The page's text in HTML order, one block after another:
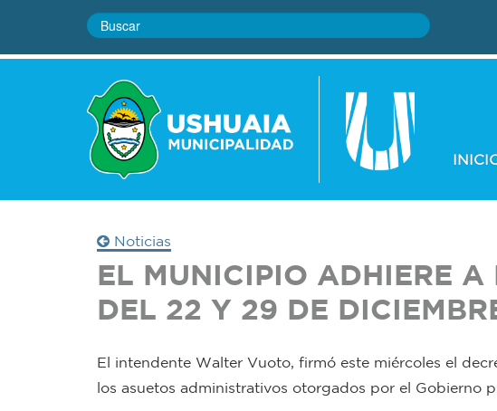
Noticias
EL MUNICIPIO ADHIERE A
DEL 22 Y 29 DE
El intendente Walter Vuoto, firmó este miércoles el
los asuetos administrativos otorgados por el Gobierno